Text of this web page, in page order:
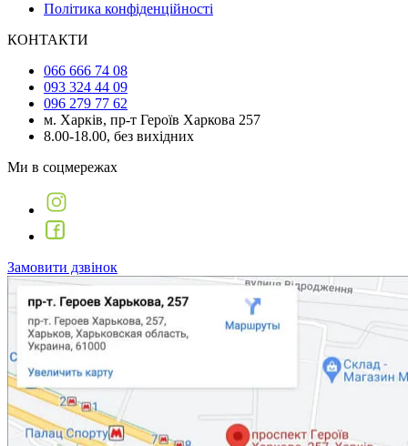
Політика конфіденційності
КОНТАКТИ
066 666 74 08
093 324 44 09
096 279 77 62
м. Харків, пр-т Героїв Харкова 257
8.00-18.00, без вихідних
Ми в соцмережах
Замовити дзвінок